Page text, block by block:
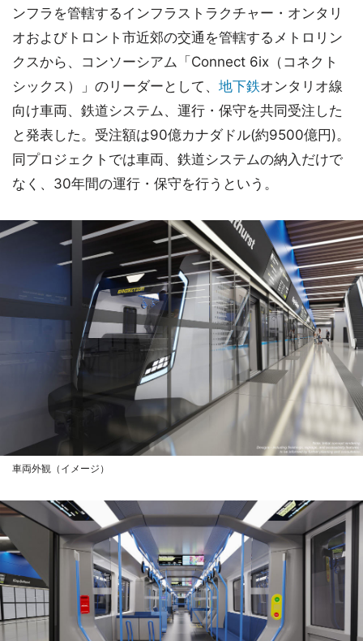
ンフラを管轄するインフラストラクチャー・オンタリ
オおよびトロント市近郊の交通を管轄するメトロリン
クスから、コンソーシアム「Connect 6ix（コネクト
シックス）」のリーダーとして、 地下鉄オンタリオ線
向け車両、鉄道システム、運行・保守を共同受注した
と発表した。受注額は90億カナダドル(約9500億円)。
同プロジェクトでは車両、鉄道システムの納入だけで
なく、30年間の運行・保守を行うという。
車両外観（イメージ）